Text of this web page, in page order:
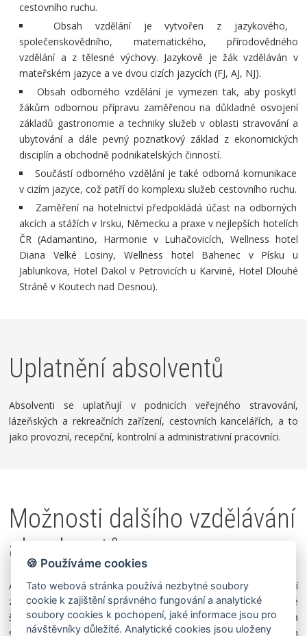
cestovního ruchu.
Obsah vzdělání je vytvořen z jazykového,
společenskovědního, matematického, přírodovědného
vzdělání a z tělesné výchovy. Jazykově je žák vzděláván v
mateřském jazyce a ve dvou cizích jazycích (FJ, AJ, NJ).
Obsah odborného vzdělání je vymezen tak, aby poskytl
žákům odbornou přípravu zaměřenou na důkladné osvojení
základů gastronomie a techniky služeb v oblasti stravování a
ubytování a dále pevnýpoznatkový základ z ekonomických
disciplín a obchodněpodnikatelských činností.
Součástí odborného vzdělání je také odborná komunikace
v cizím jazyce,což patří do komplexu služeb cestovního ruchu.
Zaměření na hotelnictví předpokládá účast na odborných
akcích a stážích v Irsku, Německu a praxe v nejlepších hotelích
ČR (Adamantino, Harmonie v Luhačovicích, Wellness hotel
Diana Velké Losiny, Wellness hotel Bahenec v Písku u
Jablunkova, Hotel Dakol v Petrovicích u Karviné, Hotel Dlouhé
Stráně v Koutech nad Desnou).
Uplatnění absolventů
Absolventi se uplatňují v podnicích veřejného stravování,
lázeňských a rekreačních zařízení, cestovních kancelářích, a to
jako provozní,recepční, kontrolní a administrativní pracovníci.
Možnosti dalšího vzdělávání
absolventů
Absolventi studijního oboru, kteří úspěšně vykonali maturitní
zkoušku, se mohou ucházet o studium na naší Vyšší odborné
škole DAKOL se slevou na školném nebo na vysoké škole za
stejných podmínek jako absolventi ostatních druhů středních
🍪 Používáme cookies
Tato webová stránka používá nezbytné soubory
cookie k zajištění správného fungování a analytické
soubory cookies k pochopení, jaké informace jsou pro
návštěvníky důležité. Analytické cookies jsou uloženy